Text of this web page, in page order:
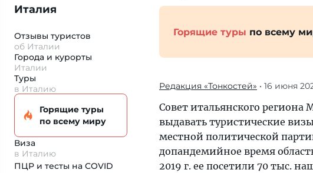
Италия
Отзывы туристов
об Италии
Города и курорты
Италии
Туры
в Италию
Горящие туры
по всему миру
Виза
в Италию
ПЦР и тесты на COVID
Горящие туры по всему
Редакция «Тонкостей» • 16 июня
Совет итальянского региона
выдавать туристические
местной политической
допандемийное время
2019 г. ее посетили 70 тыс.